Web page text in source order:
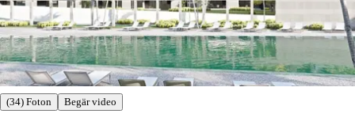
(34) Foton Begär video